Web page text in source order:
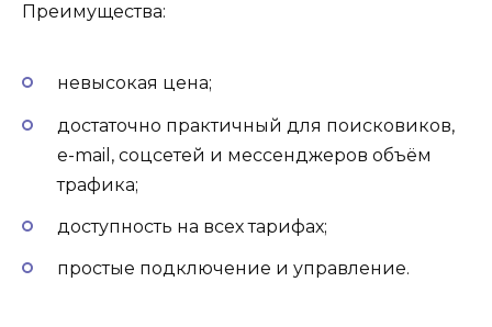
Преимущества:
невысокая цена;
достаточно практичный для поисковиков,
e-mail, соцсетей и мессенджеров объём
трафика;
доступность на всех тарифах;
простые подключение и управление.